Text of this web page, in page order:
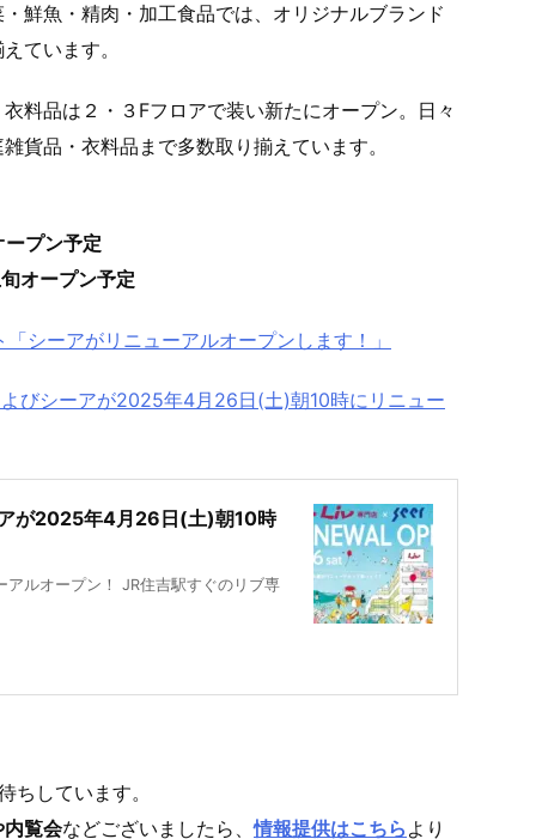
鮮魚・精肉・加工食品では、オリジナルブランド
ています。
料品は２・３Fフロアで装い新たにオープン。日々
貨品・衣料品まで多数取り揃えています。
プン予定
オープン予定
シーアがリニューアルオープンします！」
びシーアが2025年4月26日(土)朝10時にリニュー
が2025年4月26日(土)朝10時
ルオープン！ JR住吉駅すぐのリブ専
ちしています。
覧会などございましたら、情報提供はこちら より